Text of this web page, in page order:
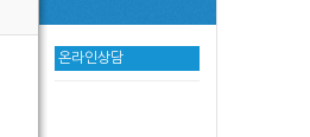
온라인상담